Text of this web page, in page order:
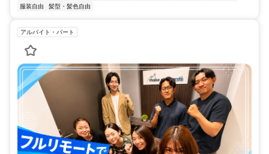
服装自由
髪型・髪色自由
アルバイト・パート